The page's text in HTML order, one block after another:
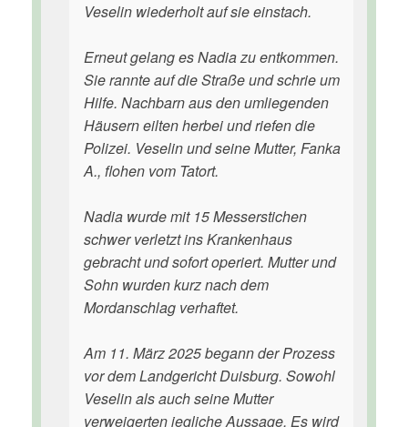
Veselin wiederholt auf sie einstach.
Erneut gelang es Nadia zu entkommen.
Sie rannte auf die Straße und schrie um
Hilfe. Nachbarn aus den umliegenden
Häusern eilten herbei und riefen die
Polizei. Veselin und seine Mutter, Fanka
A., flohen vom Tatort.
Nadia wurde mit 15 Messerstichen
schwer verletzt ins Krankenhaus
gebracht und sofort operiert. Mutter und
Sohn wurden kurz nach dem
Mordanschlag verhaftet.
Am 11. März 2025 begann der Prozess
vor dem Landgericht Duisburg. Sowohl
Veselin als auch seine Mutter
verweigerten jegliche Aussage. Es wird